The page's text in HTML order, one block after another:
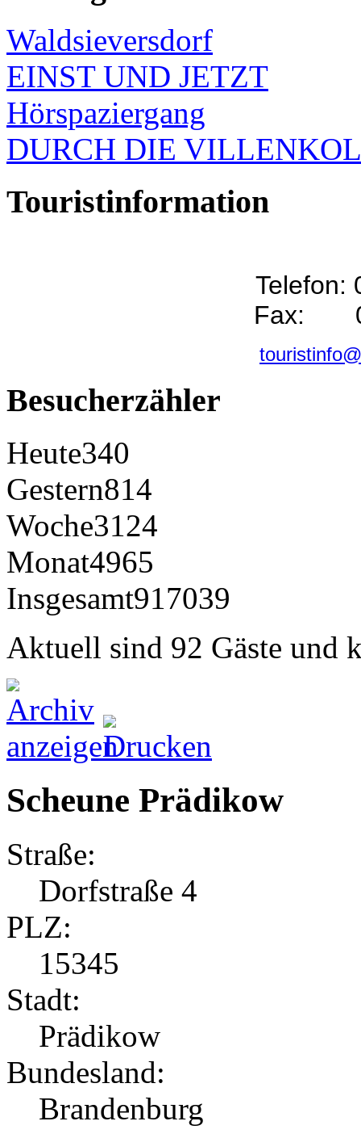
Waldsieversdorf
EINST UND JETZT
Hörspaziergang
DURCH DIE
Touristinformation
Telefon:
Fax:
Besucherzähler
Heute340
Gestern814
Woche3124
Monat4965
Insgesamt917039
Aktuell sind 92 Gäste und
Scheune Prädikow
Straße:
Dorfstraße 4
PLZ:
15345
Stadt:
Prädikow
Bundesland:
Brandenburg